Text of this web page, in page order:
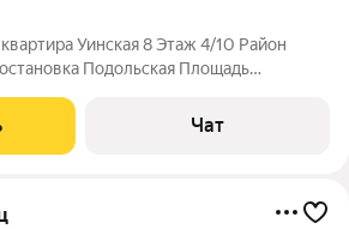
Уинская 8 Этаж 4/10 Район
Подольская Площадь
остается, в квартире есть все
Чат